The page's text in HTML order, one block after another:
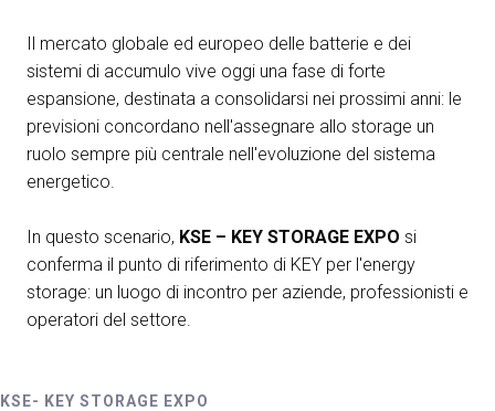
ESPONI A KEY27 arrow_circle_right
AREA RISERVATA VISITATORI
person
A cura di:
Il mercato globale ed europeo delle batterie e dei
sistemi di accumulo vive oggi una fase di forte
espansione, destinata a consolidarsi nei prossimi anni: le
previsioni concordano nell'assegnare allo storage un
ruolo sempre più centrale nell'evoluzione del sistema
energetico.
In questo scenario, KSE – KEY STORAGE EXPO si
conferma il punto di riferimento di KEY per l'energy
storage: un luogo di incontro per aziende, professionisti e
operatori del settore.
KSE- KEY STORAGE EXPO